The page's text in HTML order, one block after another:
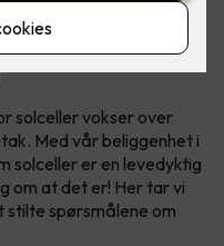
og bærekraftig
sin egen energi, man
solceller vokser over
Med vår beliggenhet i
solceller er en levedyktig
om at det er! Her tar vi
stilte spørsmålene om